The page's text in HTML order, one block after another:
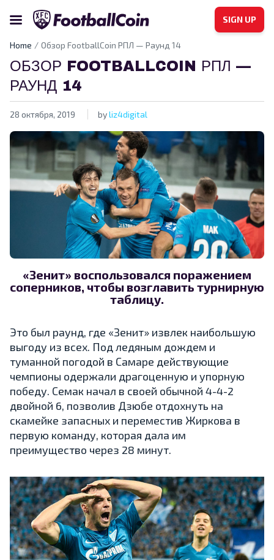
SIGN UP
Home Обзор FootballCoin РПЛ — Раунд 14
ОБЗОР FOOTBALLCOIN РПЛ —
РАУНД 14
28 октября, 2019 byliz4digital
«Зенит» воспользовался поражением
соперников, чтобы возглавить турнирную
таблицу.
Это был раунд, где «Зенит» извлек наибольшую
выгоду из всех. Под ледяным дождем и
туманной погодой в Самаре действующие
чемпионы одержали драгоценную и упорную
победу. Семак начал в своей обычной 4-4-2
двойной 6, позволив Дзюбе отдохнуть на
скамейке запасных и переместив Жиркова в
первую команду, которая дала им
преимущество через 28 минут.